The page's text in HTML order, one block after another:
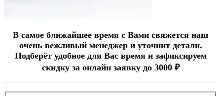
В самое ближайшее время с Вами свяжется наш
очень вежливый менеджер и уточнит детали.
Подберёт удобное для Вас время и зафиксируем
скидку за онлайн заявку до 3000 ₽